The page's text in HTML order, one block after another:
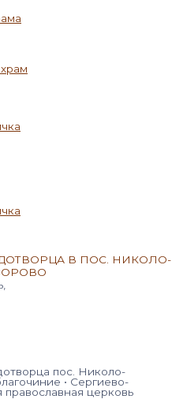
пос. Николо-
• Сергиево-
православная церковь